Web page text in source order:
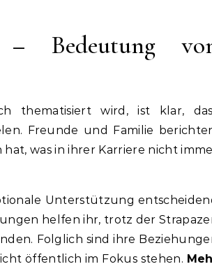
Bedeutung
thematisiert wird, ist klar,
Freunde und Familie
was in ihrer Karriere nicht
Unterstützung
helfen ihr, trotz der
Folglich sind ihre
öffentlich im Fokus stehen.